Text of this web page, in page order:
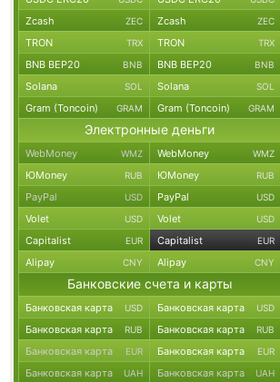
Zcash ZEC Zcash ZEC
TRON TRX TRON TRX
BNB BEP20 BNB BNB BEP20 BNB
Solana SOL Solana SOL
Gram (Toncoin) GRAM Gram (Toncoin) GRAM
Электронные деньги
WebMoney WMZ WebMoney WMZ
ЮMoney RUB ЮMoney RUB
PayPal USD PayPal USD
Volet USD Volet USD
Capitalist EUR Capitalist EUR
Alipay CNY Alipay CNY
Банковские счета и карты
Банковская карта USD Банковская карта USD
Банковская карта RUB Банковская карта RUB
Банковская карта EUR Банковская карта EUR
Банковская карта UAH Банковская карта UAH